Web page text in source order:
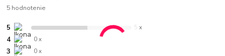
5 hodnotenie
5 5 x
4 0 x
3 0 x